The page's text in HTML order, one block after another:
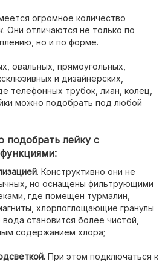
огромное количество
Они отличаются не только по
но и по форме.
овальных, прямоугольных,
и дизайнерских,
телефонных трубок, лиан, колец,
можно подобрать под любой
лейку с
. Конструктивно они не
но оснащены фильтрующими
где помещен турмалин,
хлорпоглощающие гранулы
вода становится более чистой,
содержанием хлора;
При этом подключаться к